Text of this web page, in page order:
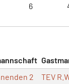
6
2
TEV